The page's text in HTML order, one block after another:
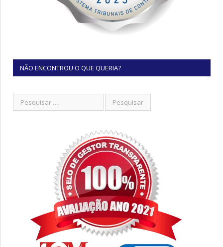
NÃO ENCONTROU O QUE QUERIA?